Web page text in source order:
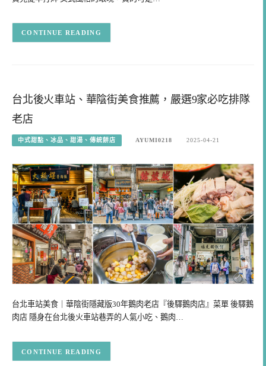
CONTINUE READING
台北後火車站、華陰街美食推薦，嚴選9家必吃排隊
老店
中式甜點、冰品、甜湯、傳統餅店 AYUMI0218 2025-04-21
台北車站美食｜華陰街隱藏版30年鵝肉老店『後驛鵝肉店』菜單 後驛鵝
肉店 隱身在台北後火車站巷弄的人氣小吃、鵝肉…
CONTINUE READING